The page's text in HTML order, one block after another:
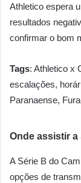
Athletico espera
resultados
confirmar o bom
Tags: Athletico x
escalações,
Paranaense,
Onde assistir a
A Série B do
opções de